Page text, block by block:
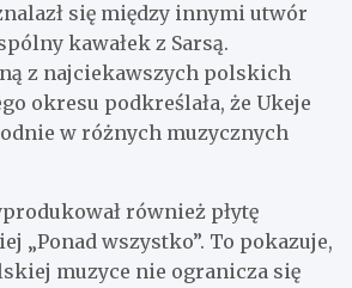
się między innymi utwór
kawałek z Sarsą.
z najciekawszych polskich
okresu podkreślała, że Ukeje
w różnych muzycznych
również płytę
„Ponad wszystko”. To pokazuje,
muzyce nie ogranicza się